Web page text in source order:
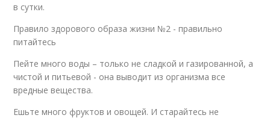
в сутки.
Правило здорового образа жизни №2 - правильно
питайтесь
Пейте много воды – только не сладкой и газированной, а
чистой и питьевой - она выводит из организма все
вредные вещества.
Ешьте много фруктов и овощей. И старайтесь не